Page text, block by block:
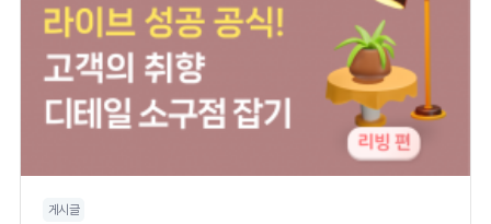
게시글